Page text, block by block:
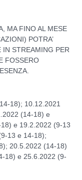
MA FINO AL MESE
POTRA’
IN STREAMING PER
FOSSERO
18); 10.12.2021
(14-18) e
e 19.2.2022 (9-13
13 e 14-18);
20.5.2022 (14-18)
18) e 25.6.2022 (9-